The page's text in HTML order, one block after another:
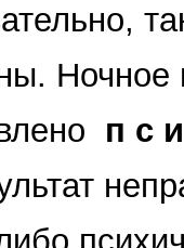
Ночное
п с